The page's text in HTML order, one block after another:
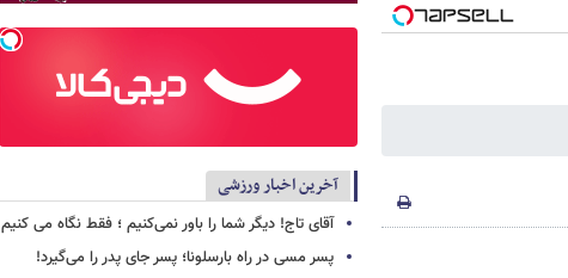
آخرین اخبار ورزشی
آقای تاج! دیگر شما را باور نمی‌کنیم ؛ فقط نگاه می کنیم
پسر مسی در راه بارسلونا؛ پسر جای پدر را می‌گیرد!